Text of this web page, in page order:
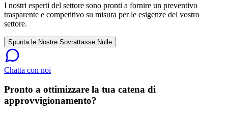
I nostri esperti del settore sono pronti a fornire un preventivo
trasparente e competitivo su misura per le esigenze del vostro
settore.
Spunta le Nostre Sovrattasse Nulle
Chatta con noi
Pronto a ottimizzare la tua catena di
approvvigionamento?